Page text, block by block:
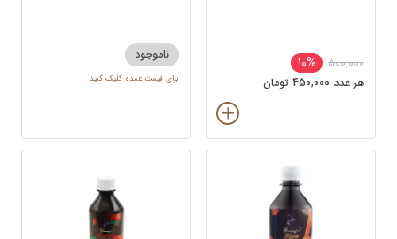
500,000
10%
هر عدد 450,000 تومان
ناموجود
برای قیمت عمده کلیک کنید